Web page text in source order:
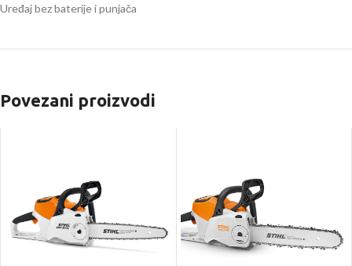
Uređaj bez baterije i punjača
Povezani proizvodi